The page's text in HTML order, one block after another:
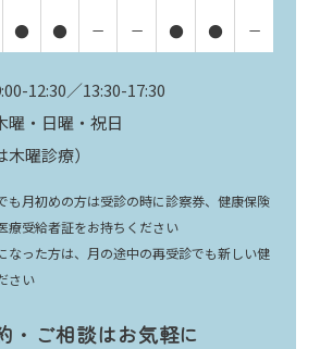
● ● ー ー ● ● ー
12:30／13:30-17:30
曜・日曜・祝日
木曜診療）
月初めの方は受診の時に診察券、健康保険
療受給者証をお持ちください
った方は、月の途中の再受診でも新しい健
さい
・ご相談はお気軽に